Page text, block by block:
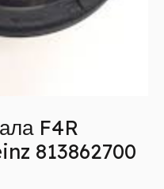
F4R
813862700